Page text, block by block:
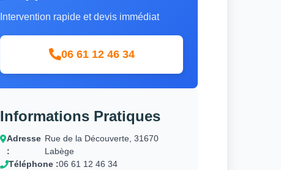
Intervention rapide et devis immédiat
06 61 12 46 34
Informations Pratiques
Adresse
:
Rue de la Découverte, 31670
Labège
Téléphone :06 61 12 46 34